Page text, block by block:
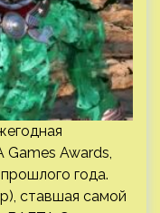
Games Awards,
года.
ставшая самой